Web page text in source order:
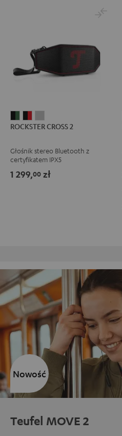
CROSS
Black
&
Green
CROSS
Black
Red
CROSS
Light
ROCKSTER CROSS 2
Głośnik stereo Bluetooth z
certyfikatem IPX5
1 299,00 zł
Teufel MOVE 2
Nowość